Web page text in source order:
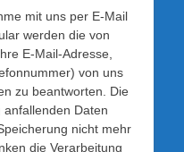
mit uns per E-Mail
werden die von
E-Mail-Adresse,
von uns
zu beantworten. Die
Daten
nicht mehr
die Verarbeitung